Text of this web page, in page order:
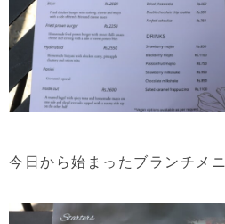
今日から始まったブランチメニ